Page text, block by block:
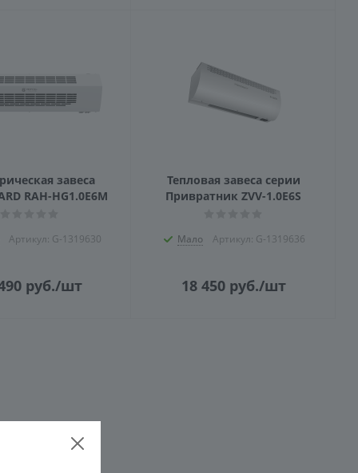
завеса
RAH-HG1.0E6M
Артикул: G-1319630
руб./шт
Тепловая завеса серии
Привратник ZVV-1.0E6S
Мало Артикул: G-1319636
18 450руб./шт